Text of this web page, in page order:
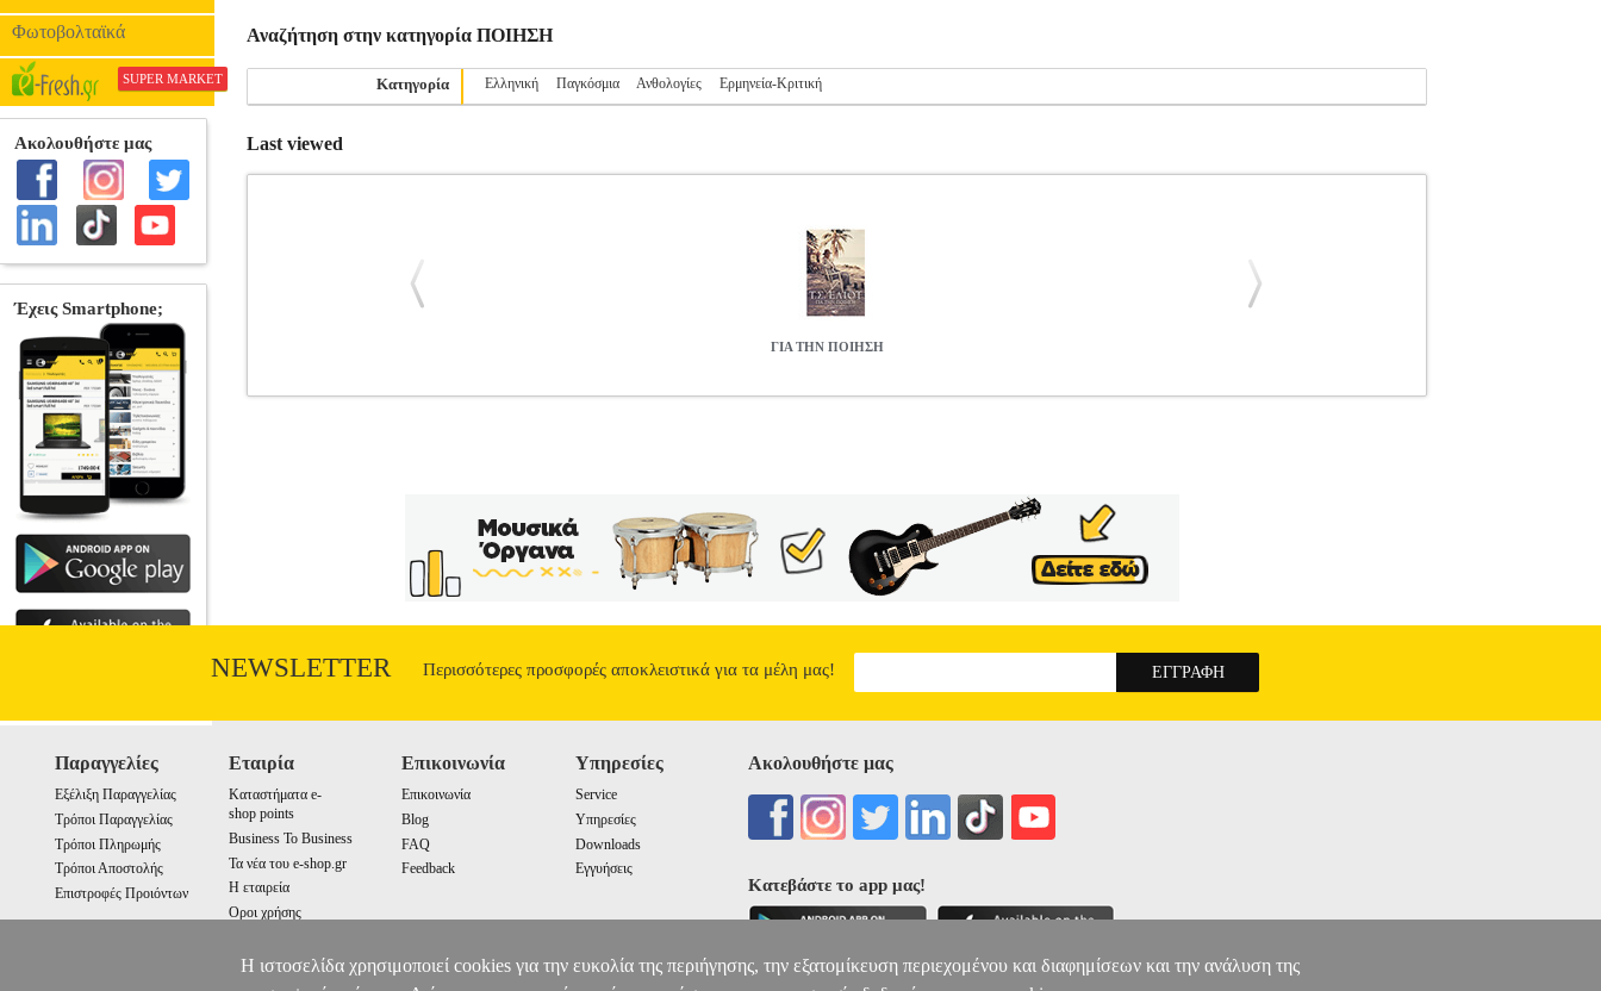
Φωτοβολταϊκά
SUPER MARKET
Αναζήτηση στην κατηγορία ΠΟΙΗΣΗ
Κατηγορία Ελληνική Παγκόσμια Ανθολογίες Ερμηνεία-Κριτική
Last viewed
ΓΙΑ ΤΗΝ ΠΟΙΗΣΗ
θεμελιακό κείμενο με τίτλο «Η Παράδοση και το Ατομικό Τάλαντο» και καταλήγοντας στο «Για να Κρίνουμε τον Κριτικό», την πιο γνωστή από τις τελευταίες
διαλέξεις του ποιητή, παρουσιάζονται οι σημαντικότεροι σταθμοί της εξέλιξης της κριτικής σκέψης του Έλιοτ εστιάζοντας στον τρόπο με τον οποίο επανεξέτασε τη
λειτουργία της ποίησης, επαναπροσδιόρισε την ίδια τη φύση της ποιητικής διαδικασίας και προσέφερε νέα εργαλεία και ένα φάσμα ρητορικών δυνατοτήτων στις
μελλοντικές γενιές αναγνωστών και μελετητών της λογοτεχνίας. Ο ίδιος ο Έλιοτ θεωρούσε τα δοκίμιά του αναπόσπαστο μέρος του συγγραφικού του εργαστηρίου
υπογραμμίζοντας την αδιάσπαστη ενότητα της ποιητικής και δοκιμιακής του παραγωγής, κάτι άλλωστε που απηχεί την αντίληψή του ότι η λογοτεχνική κριτική
εγγράφεται σε ένα ευρύτερο κοινωνικό, ηθικό και πολιτιστικό πλαίσιο ακολουθώντας τις τάσεις της εκάστοτε εποχής.
13.45
NEWSLETTER Περισσότερες προσφορές αποκλειστικά για τα μέλη μας!
Παραγγελίες
Εξέλιξη Παραγγελίας
Τρόποι Παραγγελίας
Τρόποι Πληρωμής
Τρόποι Αποστολής
Επιστροφές Προιόντων
Εταιρία
Καταστήματα e-
shop points
Business To Business
Τα νέα του e-shop.gr
Η εταιρεία
Οροι χρήσης
Επικοινωνία
Επικοινωνία
Blog
FAQ
Feedback
Υπηρεσίες
Service
Υπηρεσίες
Downloads
Εγγυήσεις
Ακολουθήστε μας
Κατεβάστε το app μας!
Η ιστοσελίδα χρησιμοποιεί cookies για την ευκολία της περιήγησης, την εξατομίκευση περιεχομένου και διαφημίσεων και την ανάλυση της